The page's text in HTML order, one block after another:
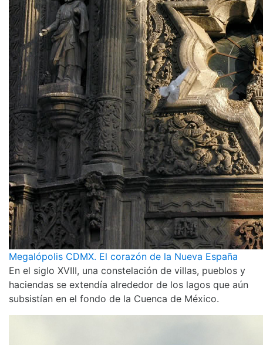
Megalópolis CDMX. El corazón de la Nueva España
En el siglo XVIII, una constelación de villas, pueblos y
haciendas se extendía alrededor de los lagos que aún
subsistían en el fondo de la Cuenca de México.